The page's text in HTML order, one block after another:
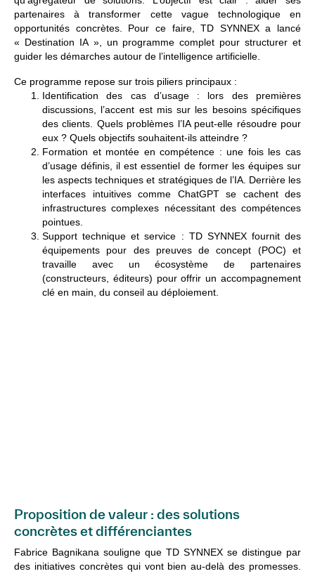
partenaires à transformer cette vague technologique en
opportunités concrètes. Pour ce faire, TD SYNNEX a lancé
« Destination IA », un programme complet pour structurer et
guider les démarches autour de l’intelligence artificielle.
Ce programme repose sur trois piliers principaux :
Identification des cas d’usage : lors des premières
discussions, l’accent est mis sur les besoins spécifiques
des clients. Quels problèmes l’IA peut-elle résoudre pour
eux ? Quels objectifs souhaitent-ils atteindre ?
Formation et montée en compétence : une fois les cas
d’usage définis, il est essentiel de former les équipes sur
les aspects techniques et stratégiques de l’IA. Derrière les
interfaces intuitives comme ChatGPT se cachent des
infrastructures complexes nécessitant des compétences
pointues.
Support technique et service : TD SYNNEX fournit des
équipements pour des preuves de concept (POC) et
travaille avec un écosystème de partenaires
(constructeurs, éditeurs) pour offrir un accompagnement
clé en main, du conseil au déploiement.
Proposition de valeur : des solutions
concrètes et différenciantes
Fabrice Bagnikana souligne que TD SYNNEX se distingue par
des initiatives concrètes qui vont bien au-delà des promesses.